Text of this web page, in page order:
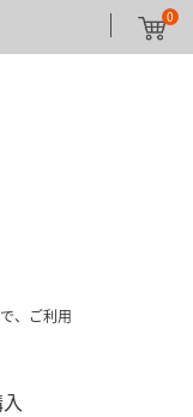
0
、ご利用